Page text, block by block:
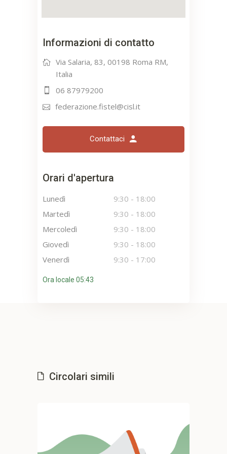
Informazioni di contatto
Via Salaria, 83, 00198 Roma RM,
Italia
06 87979200
federazione.fistel@cisl.it
Contattaci
Orari d'apertura
Lunedì 9:30 - 18:00
Martedì
9:30 - 18:00
Mercoledì
9:30 - 18:00
Giovedì
9:30 - 18:00
Venerdì
9:30 - 17:00
Ora locale 05:43
Circolari simili